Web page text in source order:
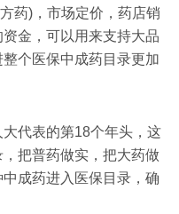
药)，市场定价，药店销
金，可以用来支持大品
个医保中成药目录更加
代表的第18个年头，这
把普药做实，把大药做
成药进入医保目录，确